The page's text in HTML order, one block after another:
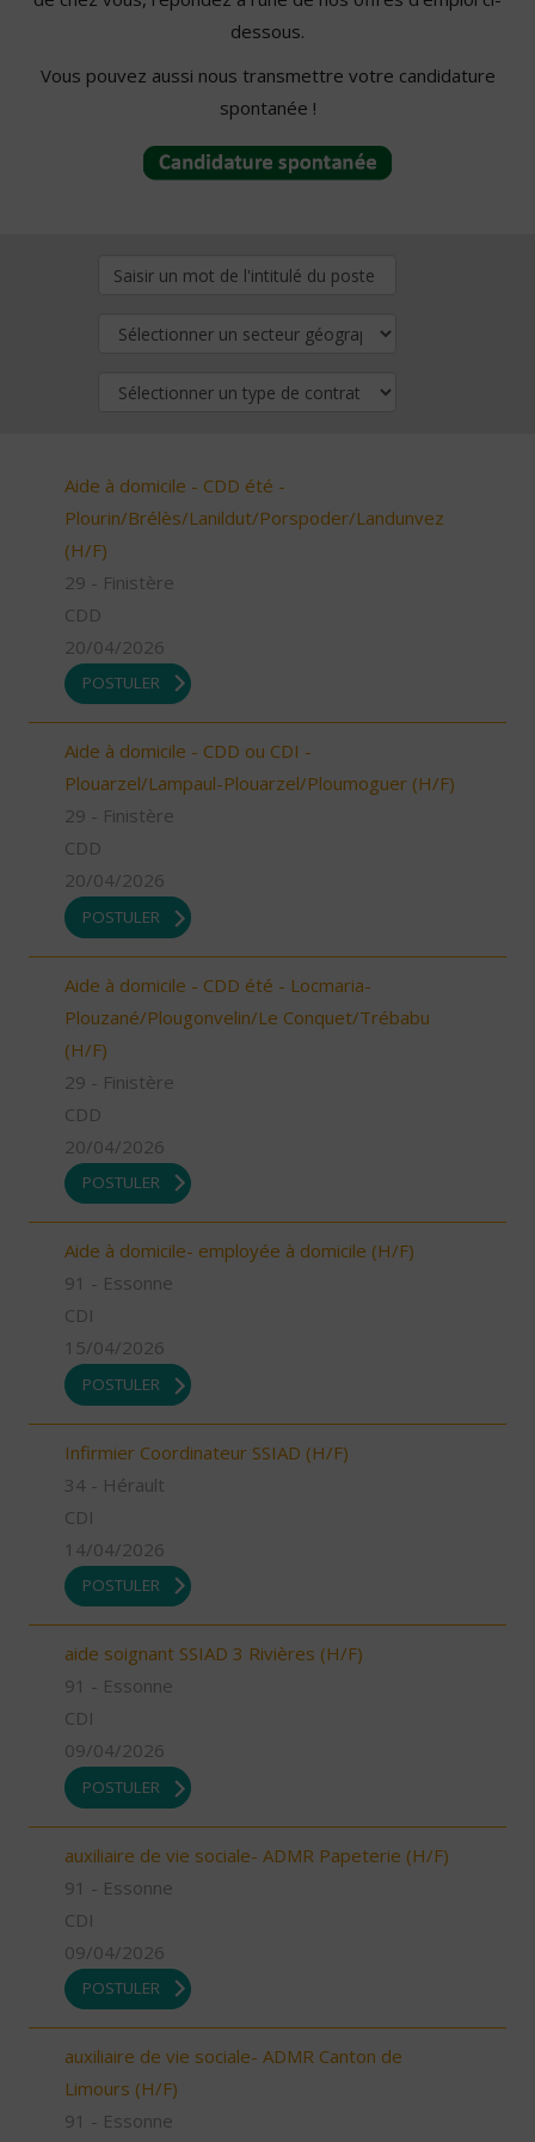
dessous.
Vous pouvez aussi nous transmettre votre candidature
spontanée !
Aide à domicile - CDD été -
Plourin/Brélès/Lanildut/Porspoder/Landunvez
(H/F)
29 - Finistère
CDD
20/04/2026
POSTULER
Aide à domicile - CDD ou CDI -
Plouarzel/Lampaul-Plouarzel/Ploumoguer (H/F)
29 - Finistère
CDD
20/04/2026
POSTULER
Aide à domicile - CDD été - Locmaria-
Plouzané/Plougonvelin/Le Conquet/Trébabu
(H/F)
29 - Finistère
CDD
20/04/2026
POSTULER
Aide à domicile- employée à domicile (H/F)
91 - Essonne
CDI
15/04/2026
POSTULER
Infirmier Coordinateur SSIAD (H/F)
34 - Hérault
CDI
14/04/2026
POSTULER
aide soignant SSIAD 3 Rivières (H/F)
91 - Essonne
CDI
09/04/2026
POSTULER
auxiliaire de vie sociale- ADMR Papeterie (H/F)
91 - Essonne
CDI
09/04/2026
POSTULER
auxiliaire de vie sociale- ADMR Canton de
Limours (H/F)
91 - Essonne